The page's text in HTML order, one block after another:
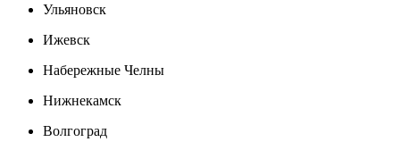
Ульяновск
Ижевск
Набережные Челны
Нижнекамск
Волгоград